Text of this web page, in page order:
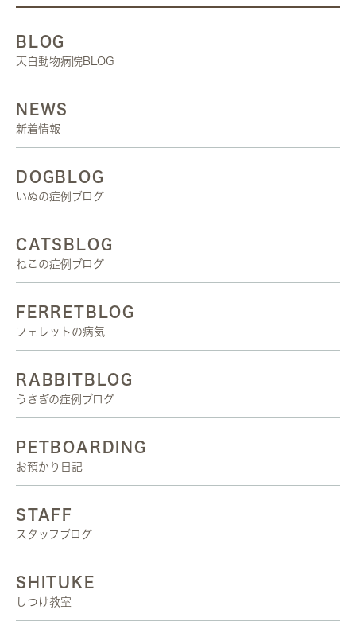
BLOG
天白動物病院BLOG
NEWS
新着情報
DOGBLOG
いぬの症例ブログ
CATSBLOG
ねこの症例ブログ
FERRETBLOG
フェレットの病気
RABBITBLOG
うさぎの症例ブログ
PETBOARDING
お預かり日記
STAFF
スタッフブログ
SHITUKE
しつけ教室